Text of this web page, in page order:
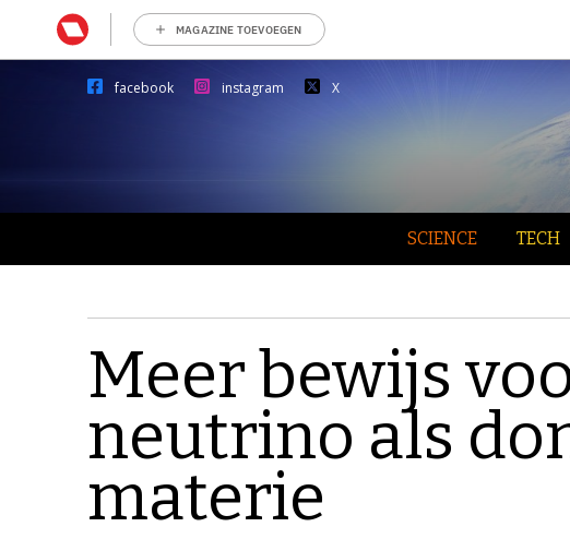
MAGAZINE TOEVOEGEN
facebook instagram X
SCIENCE TECH
Meer bewijs
neutrino als
materie